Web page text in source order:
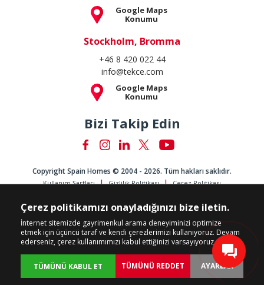
Google Maps
Konumu
Stockholm, Bromma
+46 8 420 022 44
info@tekce.com
Google Maps
Konumu
Bizi Takip Edin
Copyright Spain Homes © 2004 - 2026. Tüm hakları saklıdır.
Kullanım Şartları Gizlilik Politikası Çerez Politikası
Çerez politikamızı onayladığınızı bize iletin.
İnternet sitemizde gayrimenkul arama deneyiminizi optimize
etmek için üçüncü taraf ve kendi çerezlerimizi kullanıyoruz. Devam
ederseniz, çerez kullanımımızı kabul ettiğinizi varsayıyoruz.
TÜMÜNÜ KABUL ET TÜMÜNÜ REDDET AYARLAR